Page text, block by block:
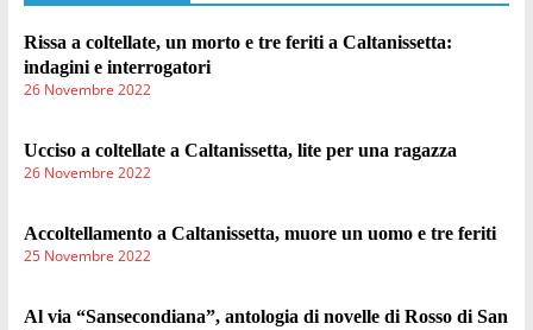
Rissa a coltellate, un morto e tre feriti a Caltanissetta:
indagini e interrogatori
26 Novembre 2022
Ucciso a coltellate a Caltanissetta, lite per una ragazza
26 Novembre 2022
Accoltellamento a Caltanissetta, muore un uomo e tre feriti
25 Novembre 2022
Al via “Sansecondiana”, antologia di novelle di Rosso di San